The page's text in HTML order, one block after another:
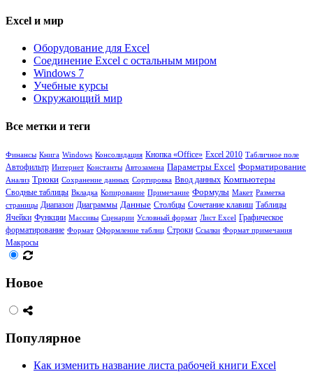
Excel и мир
Оборудование для Excel
Соединение Excel с остальным миром
Windows 7
Учебные курсы
Окружающий мир
Все метки и теги
Финансы Книга Windows Консолидация Кнопка «Office» Excel 2010 Табличное поле
Автофильтр Интернет Константы Автозамена Параметры Excel Форматирование
Анализ Трюки Сохранение данных Сортировка Ввод данных Компьютеры
Сводные таблицы Вкладка Копирование Примечание Формулы Макет Разметка
страницы Диапазон Диаграммы Данные Столбцы Сочетание клавиш Таблицы
Ячейки Функции Массивы Сценарии Условный формат Лист Excel Графическое
форматирование Формат Оформление таблиц Строки Ссылки Формат примечания
Макросы
Новое
Популярное
Как изменить название листа рабочей книги Excel